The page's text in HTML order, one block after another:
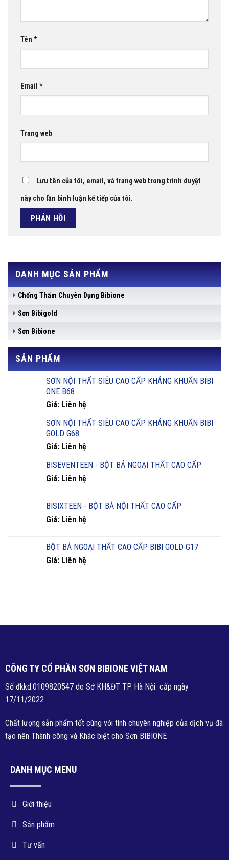
Tên *
Email *
Trang web
Lưu tên của tôi, email, và trang web trong trình duyệt
này cho lần bình luận kế tiếp của tôi.
DANH MỤC SẢN PHẨM
Chống Thấm Chuyên Dụng Bibione
Sơn Bibigold
Sơn Bibione
SẢN PHẨM
SƠN NỘI THẤT SIÊU CAO CẤP KHÁNG KHUẨN BIBI
ONE B68
Giá: Liên hệ
SƠN NỘI THẤT SIÊU CAO CẤP KHÁNG KHUẨN BIBI
GOLD G68
Giá: Liên hệ
BISEVENTEEN - BỘT BẢ NGOẠI THẤT CAO CẤP
Giá: Liên hệ
BISIXTEEN - BỘT BẢ NỘI THẤT CAO CẤP
Giá: Liên hệ
BỘT BẢ NGOẠI THẤT CAO CẤP BIBI GOLD G17
Giá: Liên hệ
CÔNG TY CỔ PHẦN SƠN BIBIONE VIỆT NAM
Số đkkd:0109820547 do Sở KH&ĐT TP Hà Nội cấp ngày
17/11/2022
Chất lượng sản phẩm tốt cùng với tính chuyên nghiệp của dịch vụ đã
tạo nên Thành công và Khác biệt cho Sơn BIBIONE
DANH MỤC MENU
Giới thiệu
Sản phẩm
Tư vấn